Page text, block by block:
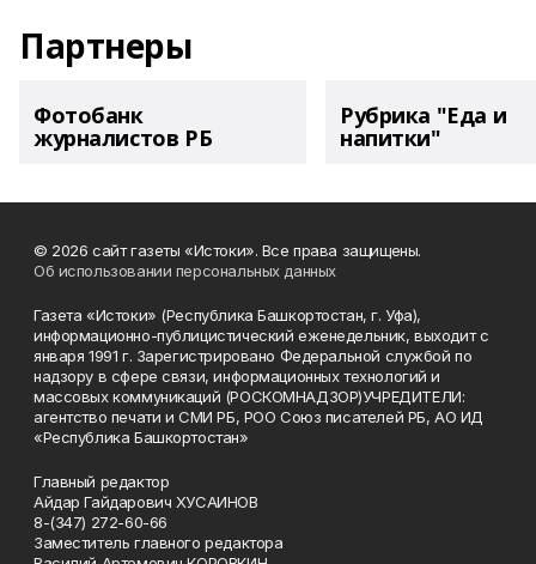
Партнеры
Фотобанк
журналистов РБ
Рубрика "Еда и
напитки"
© 2026 сайт газеты «Истоки». Все права защищены.
Об использовании персональных данных
Газета «Истоки» (Республика Башкортостан, г. Уфа),
информационно-публицистический еженедельник, выходит с
января 1991 г. Зарегистрировано Федеральной службой по
надзору в сфере связи, информационных технологий и
массовых коммуникаций (РОСКОМНАДЗОР)УЧРЕДИТЕЛИ:
агентство печати и СМИ РБ, РОО Союз писателей РБ, АО ИД
«Республика Башкортостан»
Главный редактор
Айдар Гайдарович ХУСАИНОВ
8-(347) 272-60-66
Заместитель главного редактора